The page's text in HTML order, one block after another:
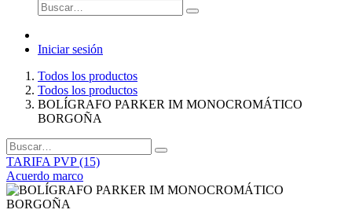
Iniciar sesión
Todos los productos
Todos los productos
BOLÍGRAFO PARKER IM MONOCROMÁTICO
BORGOÑA
TARIFA PVP (15)
Acuerdo marco